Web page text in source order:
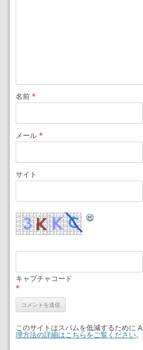
名前 *
メール *
サイト
キャプチャコード
*
このサイトはスパムを低減するために
理方法の詳細はこちらをご覧ください。